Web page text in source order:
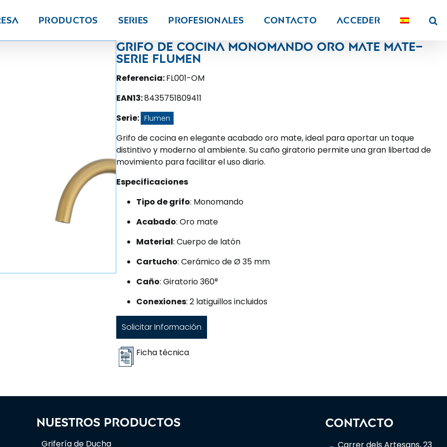
Productos Series PROFESIONALES Contacto Acceder
Grifo de cocina monomando oro mate mate–
Serie Flumen
Referencia:FL001-OM
EAN13:8435751809411
Serie: Flumen
Grifo de cocina en elegante acabado oro mate, ideal para aportar un toque
distintivo y moderno al ambiente. Su caño giratorio permite una gran libertad de
movimiento para facilitar el uso diario.
Especificaciones
Tipo de grifo: Monomando
Acabado: Oro mate
Material: Cuerpo de latón
Cartucho: Cerámico de Ø 35 mm
Caño: Giratorio 360°
Conexiones: 2 latiguillos incluidos
Solicitar Información
Ficha técnica
Nuestros productos
Grifería de Ducha
CONTACTO
Carrer dels Artesans, 23